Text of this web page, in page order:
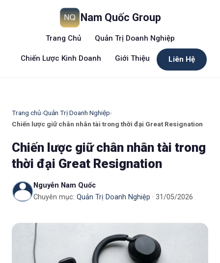
Nam Quốc Group
Trang Chủ Quản Trị Doanh Nghiệp
Chiến Lược Kinh Doanh Giới Thiệu Liên Hệ
Trang chủ›Quản Trị Doanh Nghiệp›
Chiến lược giữ chân nhân tài trong thời đại Great Resignation
Chiến lược giữ chân nhân tài trong
thời đại Great Resignation
Nguyễn Nam Quốc
Chuyên mục: Quản Trị Doanh Nghiệp · 31/05/2026